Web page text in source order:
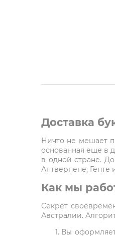
Доставка
Ничто не мешает
основанная еще в
в одной стране.
Антверпене, Генте
Как мы
Секрет
Австралии.
Вы